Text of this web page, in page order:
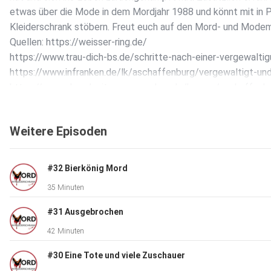
etwas über die Mode in dem Mordjahr 1988 und könnt mit in
Kleiderschrank stöbern. Freut euch auf den Mord- und
Quellen: https://weisser-ring.de/
https://www.trau-dich-bs.de/schritte-nach-einer-
https://www.infranken.de/lk/aschaffenburg/vergewaltigt-
https://www.abendzeitung-muenchen.de/bayern/
https://de.statista.com/statistik/daten/studie/1099780/
Weitere Episoden
#32 Bierkönig Mord
35 Minuten
#31 Ausgebrochen
42 Minuten
#30 Eine Tote und viele Zuschauer